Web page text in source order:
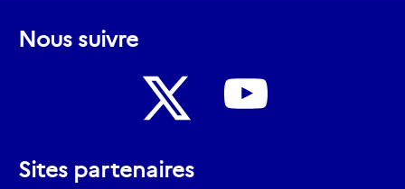
Nous suivre
suivre
Sites partenaires